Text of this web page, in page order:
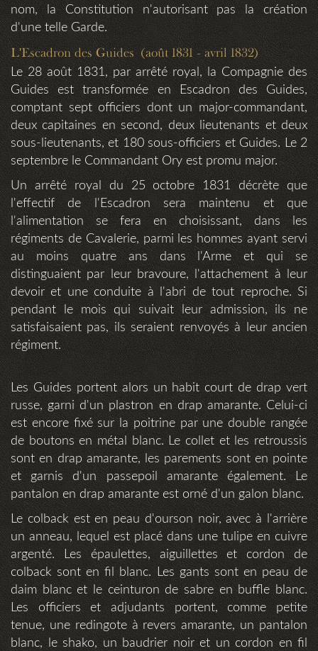
nom, la Constitution n'autorisant pas la création
d'une telle Garde.
L'Escadron des Guides (août 1831 - avril 1832)
Le 28 août 1831, par arrêté royal, la Compagnie des
Guides est transformée en Escadron des Guides,
comptant sept officiers dont un major-commandant,
deux capitaines en second, deux lieutenants et deux
sous-lieutenants, et 180 sous-officiers et Guides. Le 2
septembre le Commandant Ory est promu major.
Un arrêté royal du 25 octobre 1831 décrète que
l'effectif de l'Escadron sera maintenu et que
l'alimentation se fera en choisissant, dans les
régiments de Cavalerie, parmi les hommes ayant servi
au moins quatre ans dans l'Arme et qui se
distinguaient par leur bravoure, l'attachement à leur
devoir et une conduite à l'abri de tout reproche. Si
pendant le mois qui suivait leur admission, ils ne
satisfaisaient pas, ils seraient renvoyés à leur ancien
régiment.
Les Guides portent alors un habit court de drap vert
russe, garni d'un plastron en drap amarante. Celui-ci
est encore fixé sur la poitrine par une double rangée
de boutons en métal blanc. Le collet et les retroussis
sont en drap amarante, les parements sont en pointe
et garnis d'un passepoil amarante également. Le
pantalon en drap amarante est orné d'un galon blanc.
Le colback est en peau d'ourson noir, avec à l'arrière
un anneau, lequel est placé dans une tulipe en cuivre
argenté. Les épaulettes, aiguillettes et cordon de
colback sont en fil blanc. Les gants sont en peau de
daim blanc et le ceinturon de sabre en buffle blanc.
Les officiers et adjudants portent, comme petite
tenue, une redingote à revers amarante, un pantalon
blanc, le shako, un baudrier noir et un cordon en fil